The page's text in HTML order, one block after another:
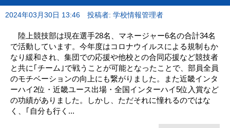
2024年03月30日 13:46 投稿者: 学校情報管理者
陸上競技部は現在選手28名、マネージャー6名の合計34名
で活動しています。今年度はコロナウイルスによる規制もか
なり緩和され、集団での応援や他校との合同応援など競技者
と共に｢チーム｣で戦うことが可能となったことで、部員全員
のモチベーションの向上にも繋がりました。また近畿インタ
ーハイ2位・近畿ユース出場・全国インターハイ5位入賞など
の功績がありました。しかし、ただそれに憧れるのではな
く、｢自分も行く...